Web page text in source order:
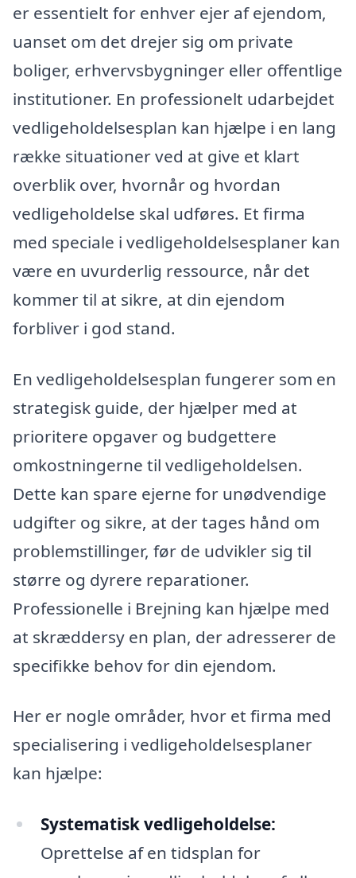
er essentielt for enhver ejer af ejendom,
uanset om det drejer sig om private
boliger, erhvervsbygninger eller offentlige
institutioner. En professionelt udarbejdet
vedligeholdelsesplan kan hjælpe i en lang
række situationer ved at give et klart
overblik over, hvornår og hvordan
vedligeholdelse skal udføres. Et firma
med speciale i vedligeholdelsesplaner kan
være en uvurderlig ressource, når det
kommer til at sikre, at din ejendom
forbliver i god stand.
En vedligeholdelsesplan fungerer som en
strategisk guide, der hjælper med at
prioritere opgaver og budgettere
omkostningerne til vedligeholdelsen.
Dette kan spare ejerne for unødvendige
udgifter og sikre, at der tages hånd om
problemstillinger, før de udvikler sig til
større og dyrere reparationer.
Professionelle i Brejning kan hjælpe med
at skræddersy en plan, der adresserer de
specifikke behov for din ejendom.
Her er nogle områder, hvor et firma med
specialisering i vedligeholdelsesplaner
kan hjælpe:
Systematisk vedligeholdelse:
Oprettelse af en tidsplan for